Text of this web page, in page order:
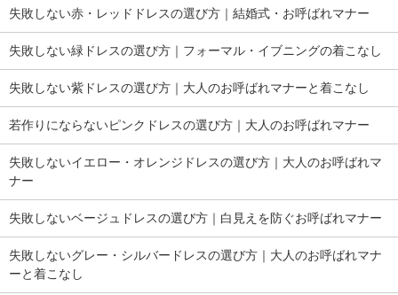
失敗しない赤・レッドドレスの選び方｜結婚式・お呼ばれマナー
失敗しない緑ドレスの選び方｜フォーマル・イブニングの着こなし
失敗しない紫ドレスの選び方｜大人のお呼ばれマナーと着こなし
若作りにならないピンクドレスの選び方｜大人のお呼ばれマナー
失敗しないイエロー・オレンジドレスの選び方｜大人のお呼ばれマ
ナー
失敗しないベージュドレスの選び方｜白見えを防ぐお呼ばれマナー
失敗しないグレー・シルバードレスの選び方｜大人のお呼ばれマナ
ーと着こなし